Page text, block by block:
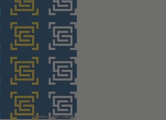
©Green Eyez Design